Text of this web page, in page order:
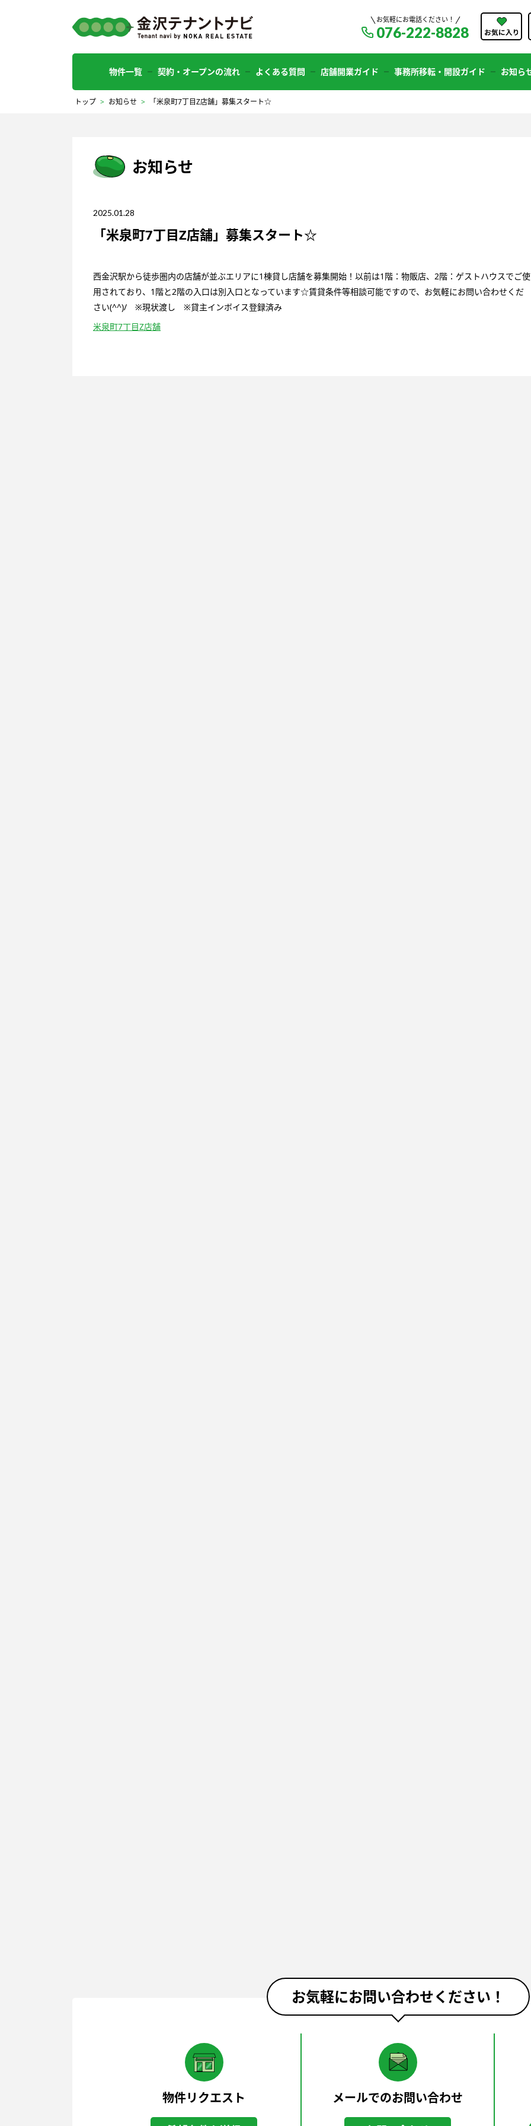
お気軽にお電話ください！
076-222-8828
物件一覧 契約・オープンの流れ よくある質問 店舗開業ガイド 事務所移転・開設ガイド お知ら
トップ > お知らせ > 「米泉町7丁目Z店舗」募集スタート☆
お知らせ
2025.01.28
「米泉町7丁目Z店舗」募集スタート☆
西金沢駅から徒歩圏内の店舗が並ぶエリアに1棟貸し店舗を募集開始！以前は1階：物販店、2階：ゲストハウスでご使
用されており、1階と2階の入口は別入口となっています☆賃貸条件等相談可能ですので、お気軽にお問い合わせくだ
さい(^^)/ ※現状渡し ※貸主インボイス登録済み
米泉町7丁目Z店舗
お気軽にお問い合わせください！
物件リクエスト メールでのお問い合わせ